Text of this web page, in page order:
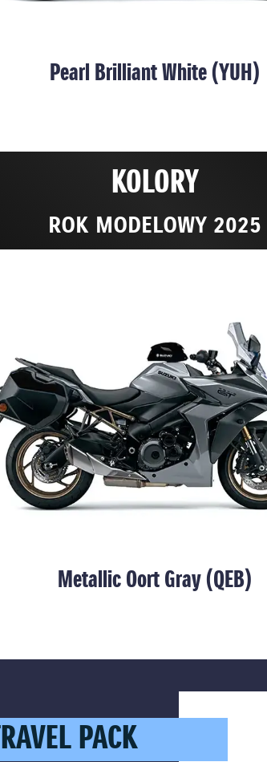
Pearl Brilliant White (YUH)
KOLORY
ROK MODELOWY 2025
Metallic Oort Gray (QEB)
PACK